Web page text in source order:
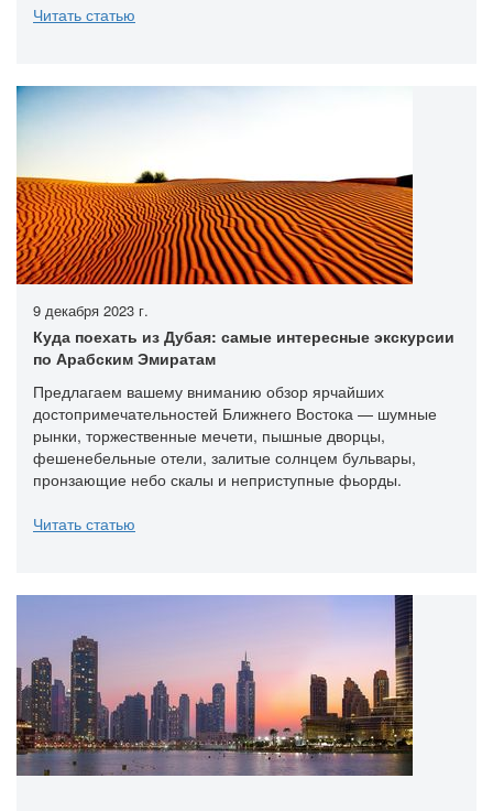
Читать статью
9 декабря 2023 г.
Куда поехать из Дубая: самые интересные экскурсии
по Арабским Эмиратам
Предлагаем вашему вниманию обзор ярчайших
достопримечательностей Ближнего Востока — шумные
рынки, торжественные мечети, пышные дворцы,
фешенебельные отели, залитые солнцем бульвары,
пронзающие небо скалы и неприступные фьорды.
Читать статью